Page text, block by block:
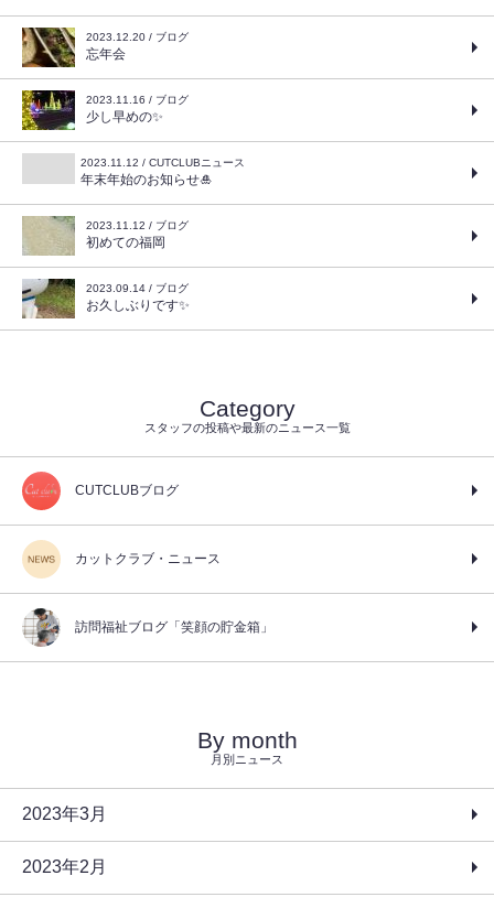
2023.12.20 / ブログ
忘年会
2023.11.16 / ブログ
少し早めの✨
2023.11.12 / CUTCLUBニュース
年末年始のお知らせ🎍
2023.11.12 / ブログ
初めての福岡
2023.09.14 / ブログ
お久しぶりです✨
Category
スタッフの投稿や最新のニュース一覧
CUTCLUBブログ
カットクラブ・ニュース
訪問福祉ブログ「笑顔の貯金箱」
By month
月別ニュース
2023年3月
2023年2月